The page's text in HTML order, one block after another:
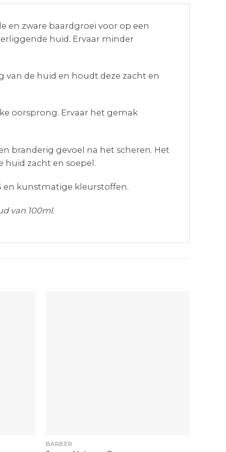
en zware baardgroei voor op een
huid. Ervaar minder
van de huid en houdt deze zacht en
oorsprong. Ervaar het gemak
branderig gevoel na het scheren. Het
zacht en soepel.
en kunstmatige kleurstoffen.
van 100ml.
BARBER